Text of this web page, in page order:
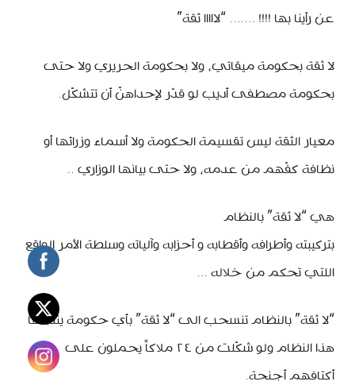
عن رأينا بها !!!! ……. “لااااا ثقة”
لا ثقة بحكومة ميقاتي، ولا بحكومة الحريري ولا حتى
بحكومة مصطفى أديب لو قدّر لإحداهنّ أن تتشكّل.
معيار الثقة ليس تقسيمة الحكومة ولا أسماء وزرائها أو
نظافة كفّهم من عدمه، ولا حتى بيانها الوزاري ..
هي “لا ثقة” بالنظام
بتركيبته وأطرافه وأقطابه و أحزابه وآلياته وسلطة الأمر الواقع
اللتي تحكم من خلاله …
“لا ثقة” بالنظام تنسحب الى “لا ثقة” بأي حكومة ينتجها
هذا النظام ولو شكّلت من ٢٤ ملاكاً يحملون على
أكتافهم أجنحة.